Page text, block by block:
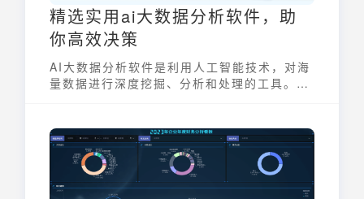
精选实用ai大数据分析软件，助
你高效决策
AI大数据分析软件是利用人工智能技术，对海
量数据进行深度挖掘、分析和处理的工具。它
隐藏的模式、趋势和关联，从而为决策提供有
力支持。这类软件在现代商业环境中扮演着越
来越重要的角色，驱动着企业向数据驱动型转
型，以实现更高效、更智能的运营和决策。